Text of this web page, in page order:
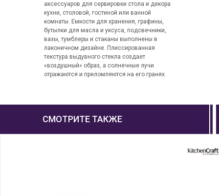
аксессуаров для сервировки стола и декора
кухни, столовой, гостиной или ванной
комнаты. Емкости для хранения, графины,
бутылки для масла и уксуса, подсвечники,
вазы, тумблеры и стаканы выполнены в
лаконичном дизайне. Плиссированная
текстура выдувного стекла создает
«воздушный» образ, а солнечные лучи
отражаются и преломляются на его гранях.
СМОТРИТЕ ТАКЖЕ